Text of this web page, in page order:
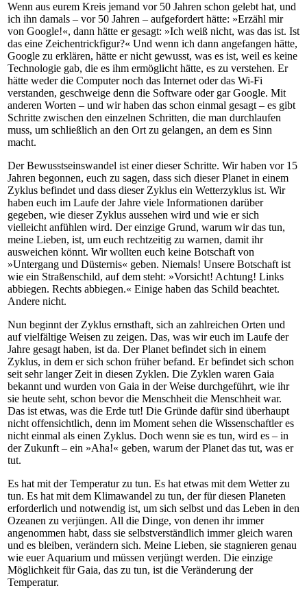
Wenn aus eurem Kreis jemand vor 50 Jahren schon gelebt hat, und
ich ihn damals – vor 50 Jahren – aufgefordert hätte: »Erzähl mir
von Google!«, dann hätte er gesagt: »Ich weiß nicht, was das ist. Ist
das eine Zeichentrickfigur?« Und wenn ich dann angefangen hätte,
Google zu erklären, hätte er nicht gewusst, was es ist, weil es keine
Technologie gab, die es ihm ermöglicht hätte, es zu verstehen. Er
hätte weder die Computer noch das Internet oder das Wi-Fi
verstanden, geschweige denn die Software oder gar Google. Mit
anderen Worten – und wir haben das schon einmal gesagt – es gibt
Schritte zwischen den einzelnen Schritten, die man durchlaufen
muss, um schließlich an den Ort zu gelangen, an dem es Sinn
macht.
Der Bewusstseinswandel ist einer dieser Schritte. Wir haben vor 15
Jahren begonnen, euch zu sagen, dass sich dieser Planet in einem
Zyklus befindet und dass dieser Zyklus ein Wetterzyklus ist. Wir
haben euch im Laufe der Jahre viele Informationen darüber
gegeben, wie dieser Zyklus aussehen wird und wie er sich
vielleicht anfühlen wird. Der einzige Grund, warum wir das tun,
meine Lieben, ist, um euch rechtzeitig zu warnen, damit ihr
ausweichen könnt. Wir wollten euch keine Botschaft von
»Untergang und Düsternis« geben. Niemals! Unsere Botschaft ist
wie ein Straßenschild, auf dem steht: »Vorsicht! Achtung! Links
abbiegen. Rechts abbiegen.« Einige haben das Schild beachtet.
Andere nicht.
Nun beginnt der Zyklus ernsthaft, sich an zahlreichen Orten und
auf vielfältige Weisen zu zeigen. Das, was wir euch im Laufe der
Jahre gesagt haben, ist da. Der Planet befindet sich in einem
Zyklus, in dem er sich schon früher befand. Er befindet sich schon
seit sehr langer Zeit in diesen Zyklen. Die Zyklen waren Gaia
bekannt und wurden von Gaia in der Weise durchgeführt, wie ihr
sie heute seht, schon bevor die Menschheit die Menschheit war.
Das ist etwas, was die Erde tut! Die Gründe dafür sind überhaupt
nicht offensichtlich, denn im Moment sehen die Wissenschaftler es
nicht einmal als einen Zyklus. Doch wenn sie es tun, wird es – in
der Zukunft – ein »Aha!« geben, warum der Planet das tut, was er
tut.
Es hat mit der Temperatur zu tun. Es hat etwas mit dem Wetter zu
tun. Es hat mit dem Klimawandel zu tun, der für diesen Planeten
erforderlich und notwendig ist, um sich selbst und das Leben in den
Ozeanen zu verjüngen. All die Dinge, von denen ihr immer
angenommen habt, dass sie selbstverständlich immer gleich waren
und es bleiben, verändern sich. Meine Lieben, sie stagnieren genau
wie euer Aquarium und müssen verjüngt werden. Die einzige
Möglichkeit für Gaia, das zu tun, ist die Veränderung der
Temperatur.